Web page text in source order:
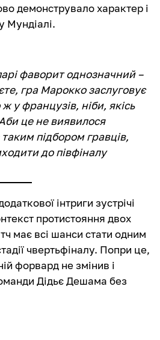
демонструвало характер і
Мундіалі.
фаворит однозначний –
гра Марокко заслуговує
у французів, ніби, якісь
це не виявилося
підбором гравців,
до півфіналу
інтриги зустрічі
протистояння двох
має всі шанси стати одним
чвертьфіналу. Попри це,
форвард не змінив і
Дідьє Дешама без